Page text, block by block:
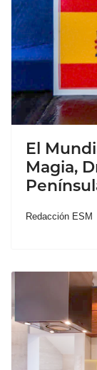
El
Magia,
Redacción ESM